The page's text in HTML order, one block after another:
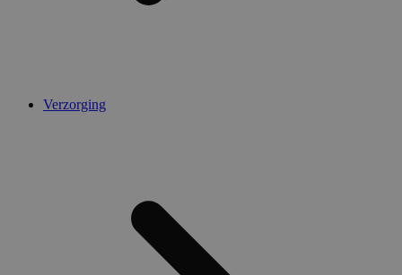
Verzorging